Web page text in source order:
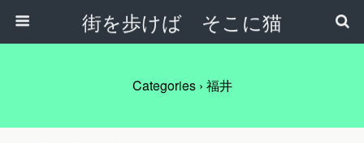
街を歩けば そこに猫
Categories › 福井